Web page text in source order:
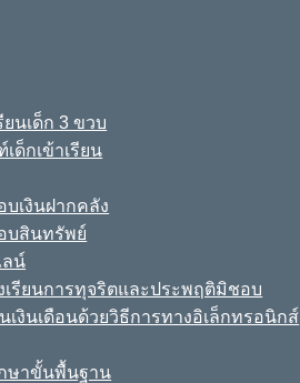
ยนเด็ก 3 ขวบ
ด็กเข้าเรียน
เงินฝากคลัง
บสินทรัพย์
น์
เรียนการทุจริตและประพฤติมิชอบ
เงินเดือนด้วยวิธีการทางอิเล็กทรอนิกส์
ษาขั้นพื้นฐาน